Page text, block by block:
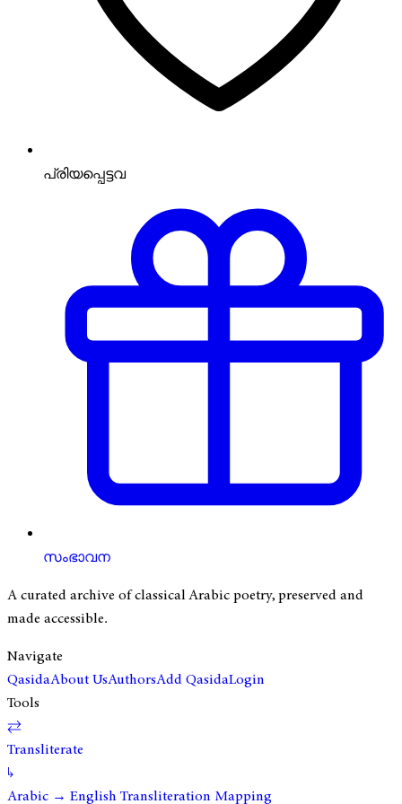
പ്രിയപ്പെട്ടവ
സംഭാവന
A curated archive of classical Arabic poetry, preserved and
made accessible.
Navigate
QasidaAbout UsAuthorsAdd QasidaLogin
Tools
⇄
Transliterate
↳
Arabic → English Transliteration Mapping